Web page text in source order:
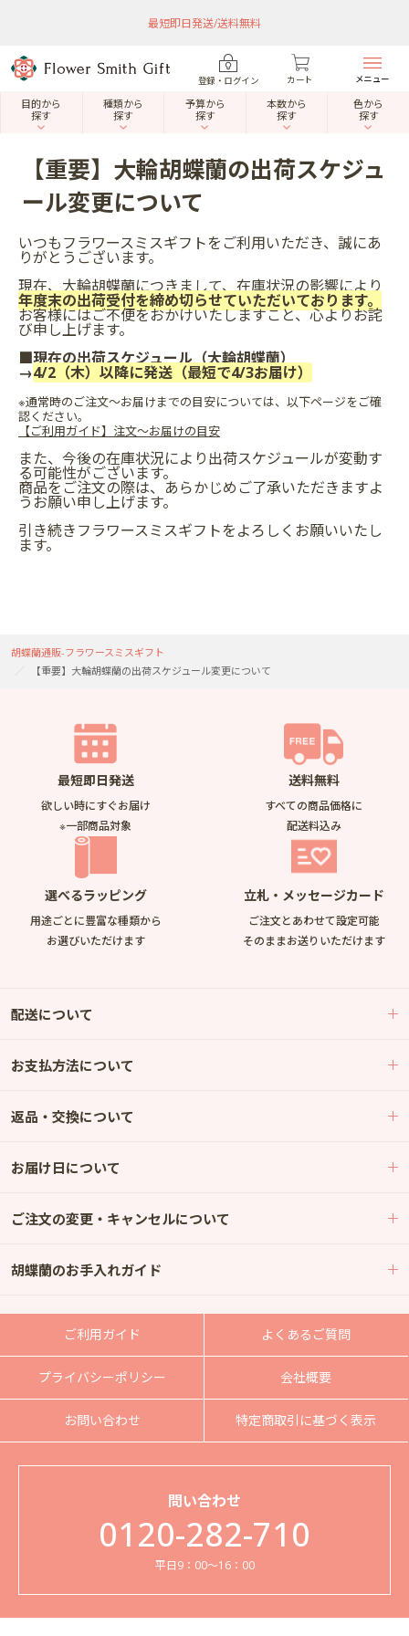
最短即日発送/送料無料
登録・ログイン カート メニュー
目的から
探す
種類から
探す
予算から
探す
本数から
探す
色から
探す
【重要】大輪胡蝶蘭の出荷スケジュ
ール変更について
いつもフラワースミスギフトをご利用いただき、誠にあ
りがとうございます。
現在、大輪胡蝶蘭につきまして、在庫状況の影響により
年度末の出荷受付を締め切らせていただいております。
お客様にはご不便をおかけいたしますこと、心よりお詫
び申し上げます。
■現在の出荷スケジュール（大輪胡蝶蘭）
→4/2（木）以降に発送（最短で4/3お届け）
※通常時のご注文～お届けまでの目安については、以下ページをご確
認ください。
【ご利用ガイド】注文～お届けの目安
また、今後の在庫状況により出荷スケジュールが変動す
る可能性がございます。
商品をご注文の際は、あらかじめご了承いただきますよ
うお願い申し上げます。
引き続きフラワースミスギフトをよろしくお願いいたし
ます。
胡蝶蘭通販-フラワースミスギフト
【重要】大輪胡蝶蘭の出荷スケジュール変更について
最短即日発送
欲しい時にすぐお届け
※一部商品対象
送料無料
すべての商品価格に
配送料込み
選べるラッピング
用途ごとに豊富な種類から
お選びいただけます
立札・メッセージカード
ご注文とあわせて設定可能
そのままお送りいただけます
配送について
お支払方法について
返品・交換について
お届け日について
ご注文の変更・キャンセルについて
胡蝶蘭のお手入れガイド
ご利用ガイド よくあるご質問
プライバシーポリシー 会社概要
お問い合わせ 特定商取引に基づく表示
問い合わせ
0120-282-710
平日9：00～16：00